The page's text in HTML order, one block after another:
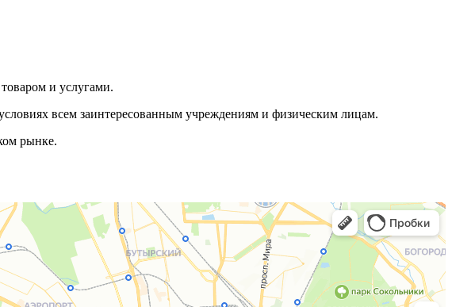
и услугами.
всем заинтересованным учреждениям и физическим лицам.
рынке.